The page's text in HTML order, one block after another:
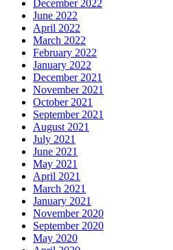
December 2022
June 2022
April 2022
March 2022
February 2022
January 2022
December 2021
November 2021
October 2021
September 2021
August 2021
July 2021
June 2021
May 2021
April 2021
March 2021
January 2021
November 2020
September 2020
May 2020